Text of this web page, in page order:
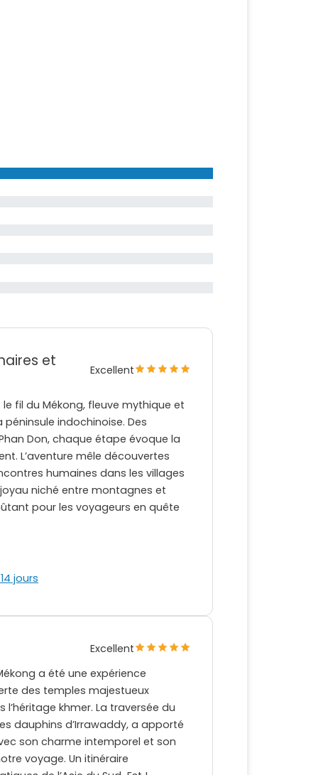
et
Excellent
fil du Mékong, fleuve mythique et
indochinoise. Des
Don, chaque étape évoque la
L’aventure mêle découvertes
humaines dans les villages
niché entre montagnes et
pour les voyageurs en quête
jours
Excellent
a été une expérience
des temples majestueux
khmer. La traversée du
dauphins d’Irrawaddy, a apporté
son charme intemporel et son
voyage. Un itinéraire